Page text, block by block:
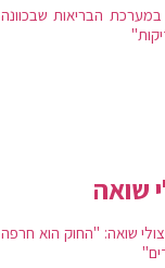
במערכת הבריאות שבכוונה
שואה
שואה: "החוק הוא חרפה